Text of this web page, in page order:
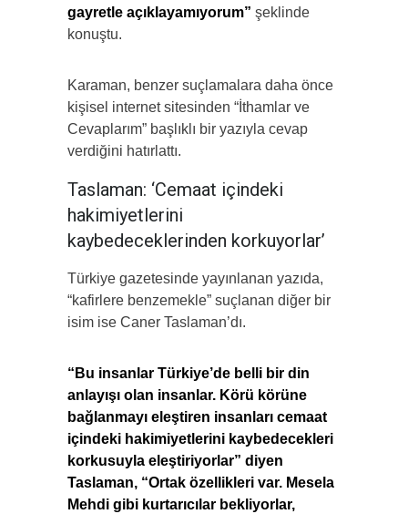
gayretle açıklayamıyorum” şeklinde
konuştu.
Karaman, benzer suçlamalara daha önce
kişisel internet sitesinden “İthamlar ve
Cevaplarım” başlıklı bir yazıyla cevap
verdiğini hatırlattı.
Taslaman: ‘Cemaat içindeki
hakimiyetlerini
kaybedeceklerinden korkuyorlar’
Türkiye gazetesinde yayınlanan yazıda,
“kafirlere benzemekle” suçlanan diğer bir
isim ise Caner Taslaman’dı.
“Bu insanlar Türkiye’de belli bir din
anlayışı olan insanlar. Körü körüne
bağlanmayı eleştiren insanları cemaat
içindeki hakimiyetlerini kaybedecekleri
korkusuyla eleştiriyorlar” diyen
Taslaman, “Ortak özellikleri var. Mesela
Mehdi gibi kurtarıcılar bekliyorlar,